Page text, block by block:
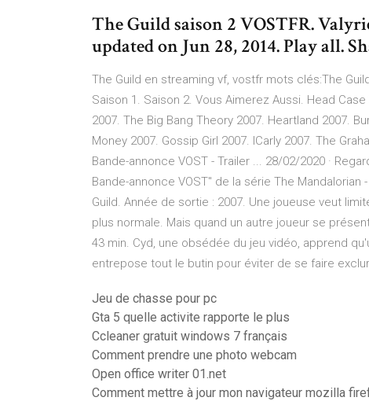
The Guild saison 2 VOSTFR.
updated on Jun 28, 2014. Play all.
The Guild en streaming vf, vostfr mots clés:The
Saison 1. Saison 2. Vous Aimerez Aussi. Head
2007. The Big Bang Theory 2007. Heartland 2007.
Money 2007. Gossip Girl 2007. ICarly 2007. The
Bande-annonce VOST - Trailer ... 28/02/2020 ·
Bande-annonce VOST" de la série The Mandalorian
Guild. Année de sortie : 2007. Une joueuse veut
plus normale. Mais quand un autre joueur se
43 min. Cyd, une obsédée du jeu vidéo, apprend
entrepose tout le butin pour éviter de se faire
Jeu de chasse pour pc
Gta 5 quelle activite rapporte le plus
Ccleaner gratuit windows 7 français
Comment prendre une photo webcam
Open office writer 01.net
Comment mettre à jour mon navigateur mozilla